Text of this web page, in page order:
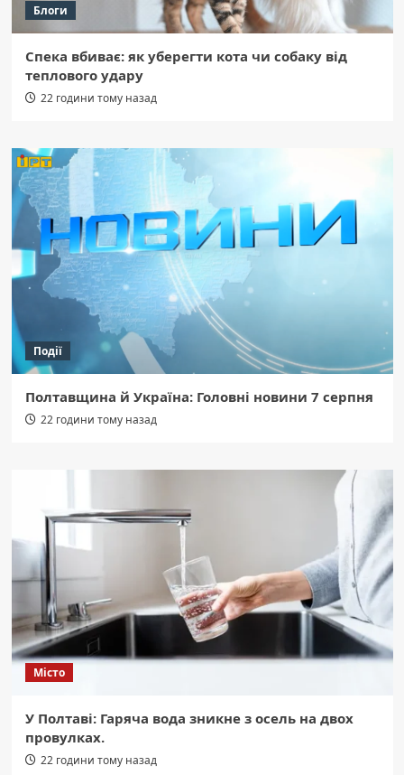
Блоги
Спека вбиває: як уберегти кота чи собаку від
теплового удару
22 години тому назад
Події
Полтавщина й Україна: Головні новини 7 серпня
22 години тому назад
Місто
У Полтаві: Гаряча вода зникне з осель на двох
провулках.
22 години тому назад